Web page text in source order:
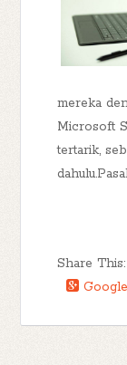
mereka
Microsoft
tertarik,
Share This: